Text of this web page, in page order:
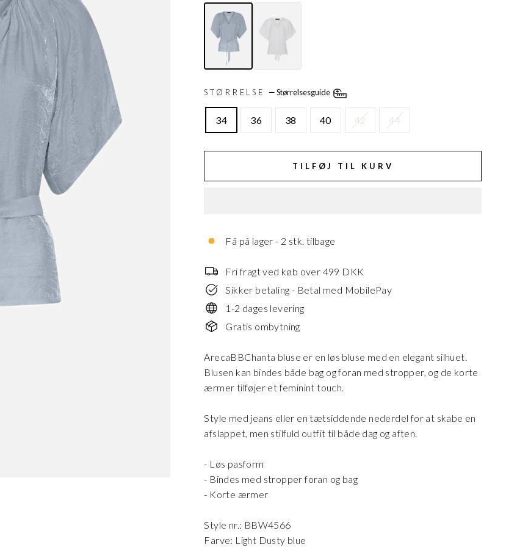
STØRRELSE —Størrelsesguide
34 36 38 40 42 44
TILFØJ TIL KURV
Få på lager - 2 stk. tilbage
Fri fragt ved køb over 499 DKK
Sikker betaling - Betal med MobilePay
1-2 dages levering
Gratis ombytning
ArecaBBChanta bluse er en løs bluse med en elegant silhuet.
Blusen kan bindes både bag og foran med stropper, og de korte
ærmer tilføjer et feminint touch.
Style med jeans eller en tætsiddende nederdel for at skabe en
afslappet, men stilfuld outfit til både dag og aften.
- Løs pasform
- Bindes med stropper foran og bag
- Korte ærmer
Style nr.: BBW4566
Farve: Light Dusty blue